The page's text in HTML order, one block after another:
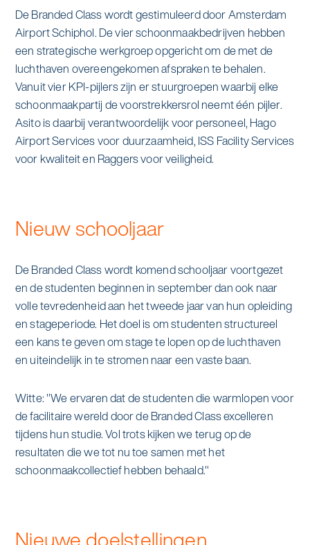
De Branded Class wordt gestimuleerd door Amsterdam
Airport Schiphol. De vier schoonmaakbedrijven hebben
een strategische werkgroep opgericht om de met de
luchthaven overeengekomen afspraken te behalen.
Vanuit vier KPI-pijlers zijn er stuurgroepen waarbij elke
schoonmaakpartij de voorstrekkersrol neemt één pijler.
Asito is daarbij verantwoordelijk voor personeel, Hago
Airport Services voor duurzaamheid, ISS Facility Services
voor kwaliteit en Raggers voor veiligheid.
Nieuw schooljaar
De Branded Class wordt komend schooljaar voortgezet
en de studenten beginnen in september dan ook naar
volle tevredenheid aan het tweede jaar van hun opleiding
en stageperiode. Het doel is om studenten structureel
een kans te geven om stage te lopen op de luchthaven
en uiteindelijk in te stromen naar een vaste baan.
Witte: "We ervaren dat de studenten die warmlopen voor
de facilitaire wereld door de Branded Class excelleren
tijdens hun studie. Vol trots kijken we terug op de
resultaten die we tot nu toe samen met het
schoonmaakcollectief hebben behaald."